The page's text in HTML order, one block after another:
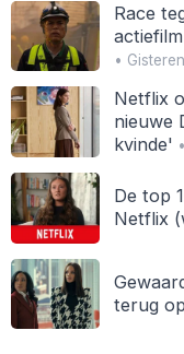
Race
• Gisteren
Netflix
nieuwe
kvinde'
De top
Netflix
terug